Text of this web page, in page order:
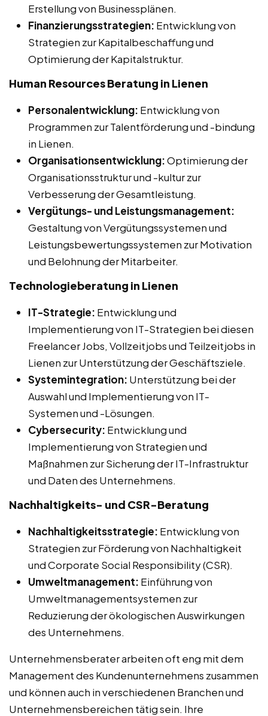
Erstellung von Businessplänen.
Finanzierungsstrategien: Entwicklung von
Strategien zur Kapitalbeschaffung und
Optimierung der Kapitalstruktur.
Human Resources Beratung in Lienen
Personalentwicklung: Entwicklung von
Programmen zur Talentförderung und -bindung
in Lienen.
Organisationsentwicklung:Optimierung der
Organisationsstruktur und -kultur zur
Verbesserung der Gesamtleistung.
Vergütungs- und Leistungsmanagement:
Gestaltung von Vergütungssystemen und
Leistungsbewertungssystemen zur Motivation
und Belohnung der Mitarbeiter.
Technologieberatung in Lienen
IT-Strategie: Entwicklung und
Implementierung von IT-Strategien bei diesen
Freelancer Jobs, Vollzeitjobs und Teilzeitjobs in
Lienen zur Unterstützung der Geschäftsziele.
Systemintegration: Unterstützung bei der
Auswahl und Implementierung von IT-
Systemen und -Lösungen.
Cybersecurity: Entwicklung und
Implementierung von Strategien und
Maßnahmen zur Sicherung der IT-Infrastruktur
und Daten des Unternehmens.
Nachhaltigkeits- und CSR-Beratung
Nachhaltigkeitsstrategie: Entwicklung von
Strategien zur Förderung von Nachhaltigkeit
und Corporate Social Responsibility (CSR).
Umweltmanagement: Einführung von
Umweltmanagementsystemen zur
Reduzierung der ökologischen Auswirkungen
des Unternehmens.
Unternehmensberater arbeiten oft eng mit dem
Management des Kundenunternehmens zusammen
und können auch in verschiedenen Branchen und
Unternehmensbereichen tätig sein. Ihre